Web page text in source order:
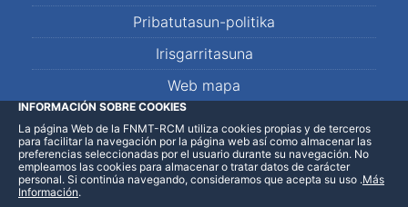
Pribatutasun-politika
Irisgarritasuna
Web mapa
LinkedInFacebookWhatsApp
INFORMACIÓN SOBRE COOKIES
La página Web de la FNMT-RCM utiliza cookies propias y de terceros
para facilitar la navegación por la página web así como almacenar las
preferencias seleccionadas por el usuario durante su navegación. No
empleamos las cookies para almacenar o tratar datos de carácter
personal. Si continúa navegando, consideramos que acepta su uso .Más
Información.